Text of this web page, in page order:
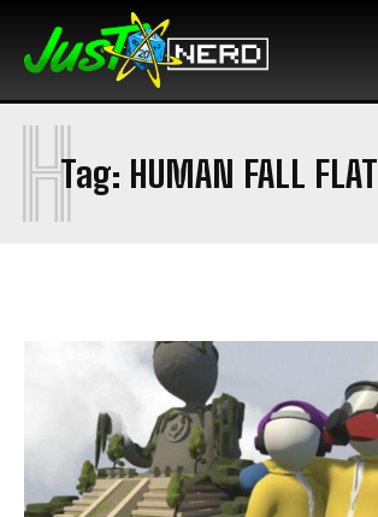
Tag: HUMAN FALL FLAT
H